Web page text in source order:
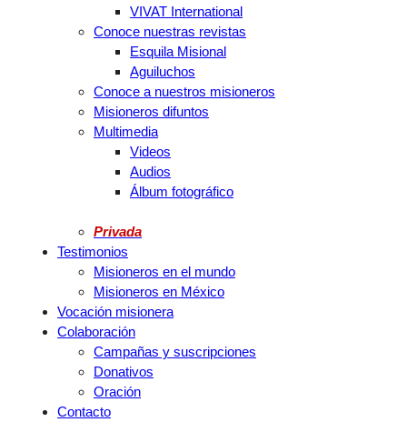
VIVAT International
Conoce nuestras revistas
Esquila Misional
Aguiluchos
Conoce a nuestros misioneros
Misioneros difuntos
Multimedia
Videos
Audios
Álbum fotográfico
Privada
Testimonios
Misioneros en el mundo
Misioneros en México
Vocación misionera
Colaboración
Campañas y suscripciones
Donativos
Oración
Contacto